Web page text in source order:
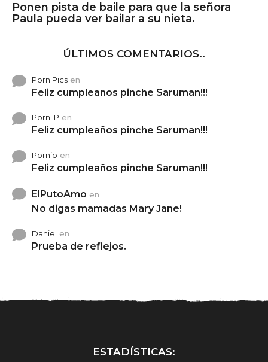
Ponen pista de baile para que la señora
Paula pueda ver bailar a su nieta.
ÚLTIMOS COMENTARIOS..
Porn Pics en
Feliz cumpleaños pinche Saruman!!!
Porn IP en
Feliz cumpleaños pinche Saruman!!!
Pornip en
Feliz cumpleaños pinche Saruman!!!
ElPutoAmo en
No digas mamadas Mary Jane!
Daniel en
Prueba de reflejos.
ESTADÍSTICAS: